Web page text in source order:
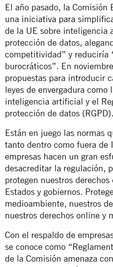
El año pasado, la Comisión
una iniciativa para
de la UE sobre inteligencia
protección de datos,
competitividad” y reduciría
burocráticos”. En
propuestas para introducir
leyes de envergadura como
inteligencia artificial y el
protección de datos (RGPD).
Están en juego las normas
tanto dentro como fuera de
empresas hacen un gran
desacreditar la regulación,
protegen nuestros
Estados y gobiernos.
medioambiente, nuestros
nuestros derechos online y
Con el respaldo de
se conoce como
de la Comisión amenaza